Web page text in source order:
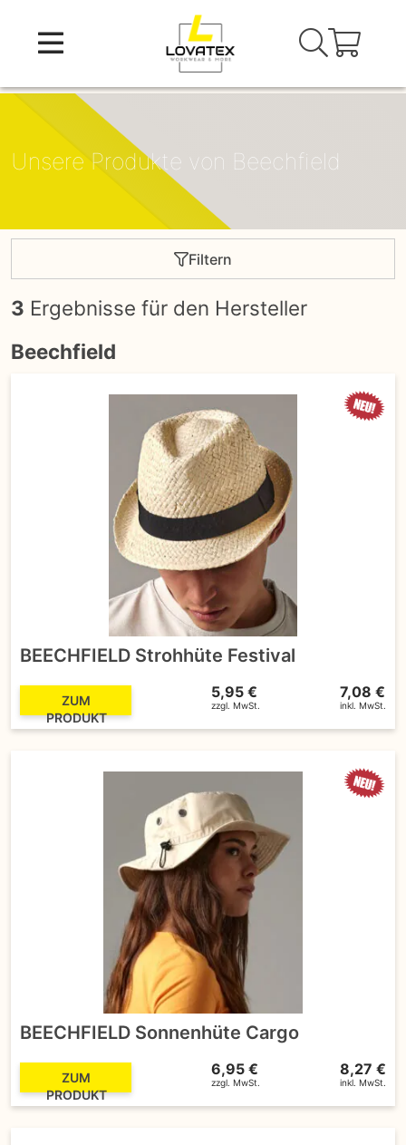
content
Unsere Produkte von Beechfield
Filtern
3 Ergebnisse für den Hersteller
Beechfield
BEECHFIELD Strohhüte Festival
ZUM
PRODUKT
5,95 €
zzgl. MwSt.
7,08 €
inkl. MwSt.
BEECHFIELD Sonnenhüte Cargo
ZUM
PRODUKT
6,95 €
zzgl. MwSt.
8,27 €
inkl. MwSt.